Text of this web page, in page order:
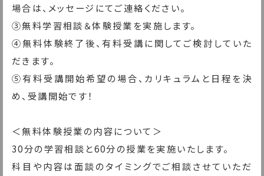
場合は、メッセージにてご連絡ください。
③無料学習相談＆体験授業を実施します。
④無料体験終了後、有料受講に関してご検討していた
だきます。
⑤有料受講開始希望の場合、カリキュラムと日程を決
め、受講開始です！
＜無料体験授業の内容について＞
30分の学習相談と60分の授業を実施いたします。
科目や内容は面談のタイミングでご相談させていただ